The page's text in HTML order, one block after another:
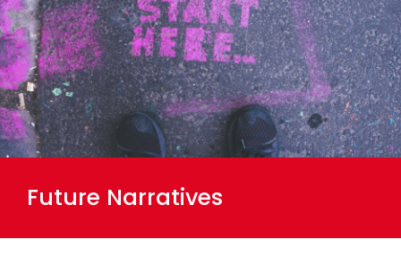
Future Narratives